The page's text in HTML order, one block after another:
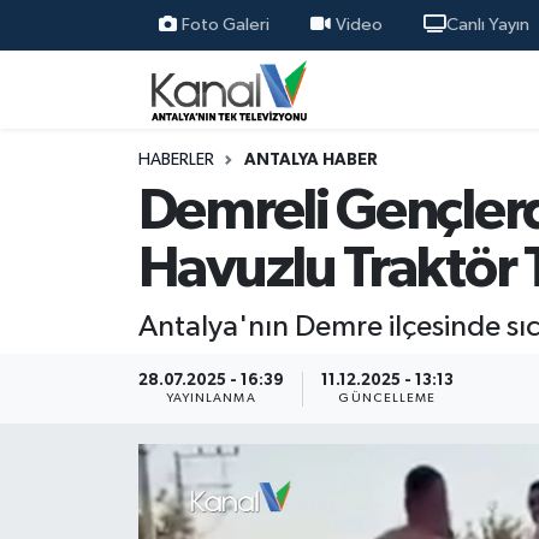
Foto Galeri Video Canlı Yayın
HABERLER ANTALYA HABER
Demreli
Havuzlu Traktör
Antalya'nın Demre ilçesinde
28.07.2025 - 16:39
YAYINLANMA
11.12.2025 - 13:13
GÜNCELLEME
Ana Haber
Antalya Haber
Ekonomi
Günün Manşetleri
Haber Kuşakları
Nöbetçi Eczaneler
Hava Durumu
Trafik Durumu
Süper Lig Puan Durumu ve Fikstür
Tüm Manşetler
Son Dakika Haberleri
Haber Arşivi